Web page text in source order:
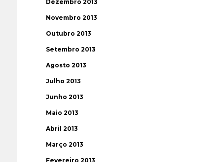
Dezembro 2013
Novembro 2013
Outubro 2013
Setembro 2013
Agosto 2013
Julho 2013
Junho 2013
Maio 2013
Abril 2013
Março 2013
Fevereiro 2013